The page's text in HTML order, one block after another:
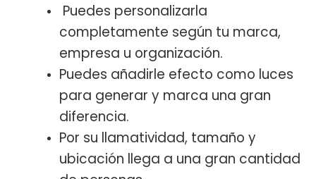
Puedes personalizarla
completamente según tu marca,
empresa u organización.
Puedes añadirle efecto como luces
para generar y marca una gran
diferencia.
Por su llamatividad, tamaño y
ubicación llega a una gran cantidad